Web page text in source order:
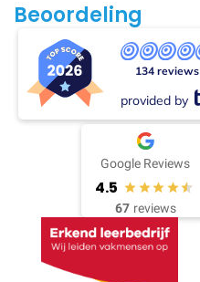
Beoordeling
134 reviews
provided by
Google Reviews
4.5
67 reviews